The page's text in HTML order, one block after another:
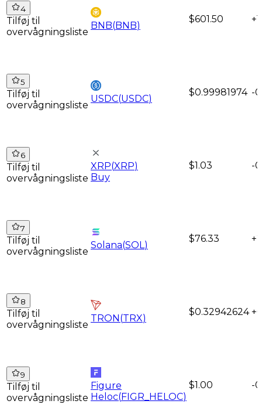
4
Tilføj til
overvågningsliste
BNB(BNB)
$601.50
5
Tilføj til
overvågningsliste
USDC(USDC)
$0.99981974 -
6
Tilføj til
overvågningsliste
XRP(XRP)
Buy
$1.03 -
7
Tilføj til
overvågningsliste
Solana(SOL)
$76.33
8
Tilføj til
overvågningsliste
TRON(TRX)
$0.32942624
9
Tilføj til
overvågningsliste
Figure
Heloc(FIGR_HELOC)
$1.00 -